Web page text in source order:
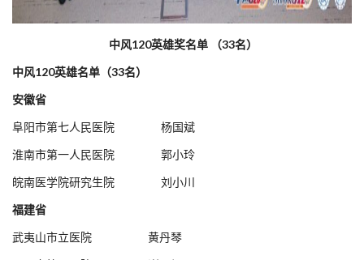
中风120英雄奖名单 （33名）
中风120英雄名单（33名）
安徽省
阜阳市第七人民医院 杨国斌
淮南市第一人民医院 郭小玲
皖南医学院研究生院 刘小川
福建省
武夷山市立医院 黄丹琴